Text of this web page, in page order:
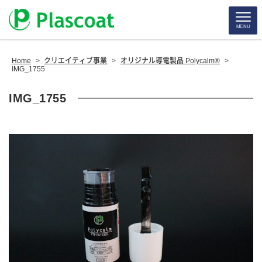
MENU
Home > クリエイティブ事業 > オリジナル導電製品 Polycalm® >
IMG_1755
IMG_1755